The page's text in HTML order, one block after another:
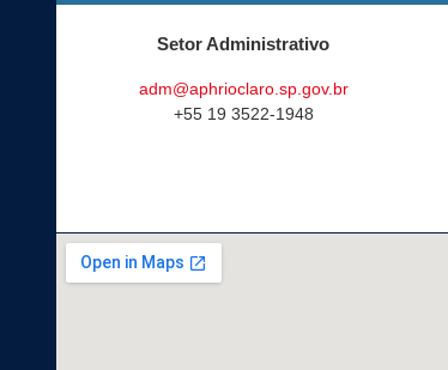
Setor Administrativo
adm@aphrioclaro.sp.gov.br
+55 19 3522-1948